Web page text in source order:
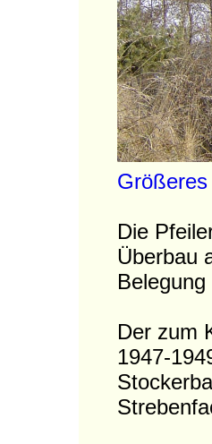
Die
Überbau
Der zum
1947-